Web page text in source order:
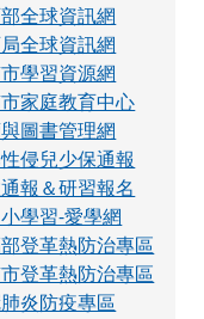
全球資訊網
全球資訊網
學習資源網
家庭教育中心
圖書管理網
侵兒少保通報
報＆研習報名
學習-愛學網
登革熱防治專區
登革熱防治專區
炎防疫專區